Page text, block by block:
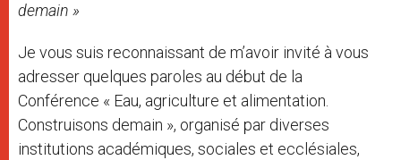
demain »
Je vous suis reconnaissant de m’avoir invité à vous
adresser quelques paroles au début de la
Conférence « Eau, agriculture et alimentation.
Construisons demain », organisé par diverses
institutions académiques, sociales et ecclésiales,